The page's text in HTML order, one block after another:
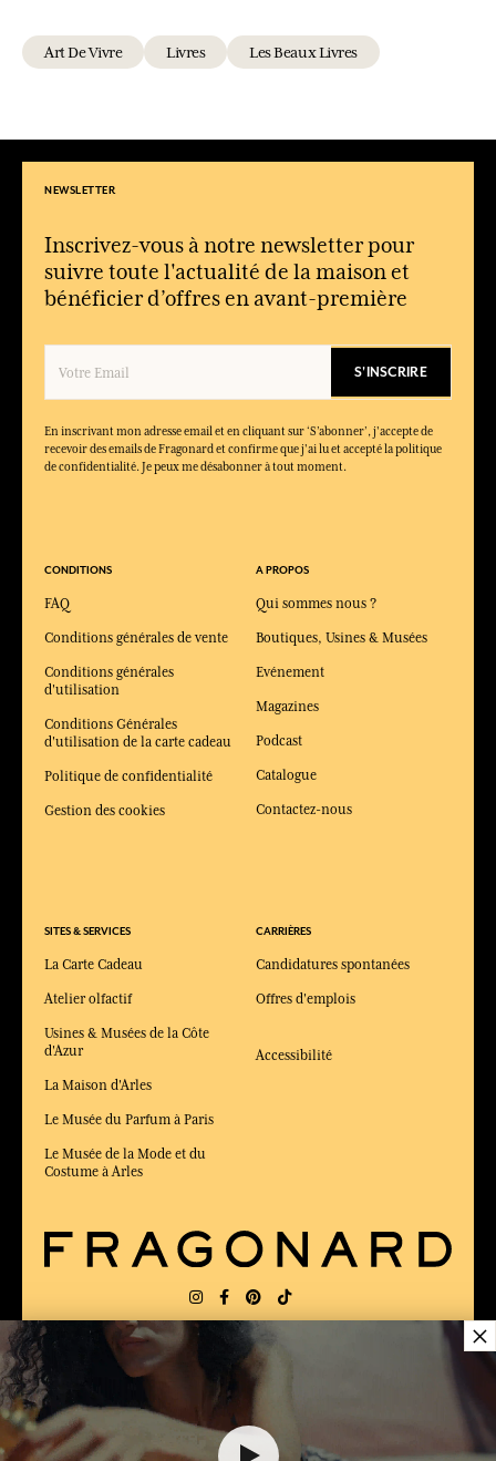
Art De Vivre Livres Les Beaux Livres
NEWSLETTER
Inscrivez-vous à notre newsletter pour
suivre toute l'actualité de la maison et
bénéficier d’offres en avant-première
S'INSCRIRE
En inscrivant mon adresse email et en cliquant sur ‘S’abonner’, j'accepte de
recevoir des emails de Fragonard et confirme que j'ai lu et accepté la politique
de confidentialité. Je peux me désabonner à tout moment.
CONDITIONS
FAQ
Conditions générales de vente
Conditions générales
d'utilisation
Conditions Générales
d'utilisation de la carte cadeau
Politique de confidentialité
Gestion des cookies
SITES & SERVICES
La Carte Cadeau
Atelier olfactif
Usines & Musées de la Côte
d'Azur
La Maison d'Arles
Le Musée du Parfum à Paris
Le Musée de la Mode et du
Costume à Arles
A PROPOS
Qui sommes nous ?
Boutiques, Usines & Musées
Evénement
Magazines
Podcast
Catalogue
Contactez-nous
CARRIÈRES
Candidatures spontanées
Offres d'emplois
Accessibilité
FR
×